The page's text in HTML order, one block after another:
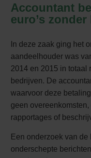
Accountant
euro’s
In deze zaak ging het
aandeelhouder was
2014 en 2015 in totaal
bedrijven. De
waarvoor deze
geen
rapportages of
Een onderzoek van
onderschepte